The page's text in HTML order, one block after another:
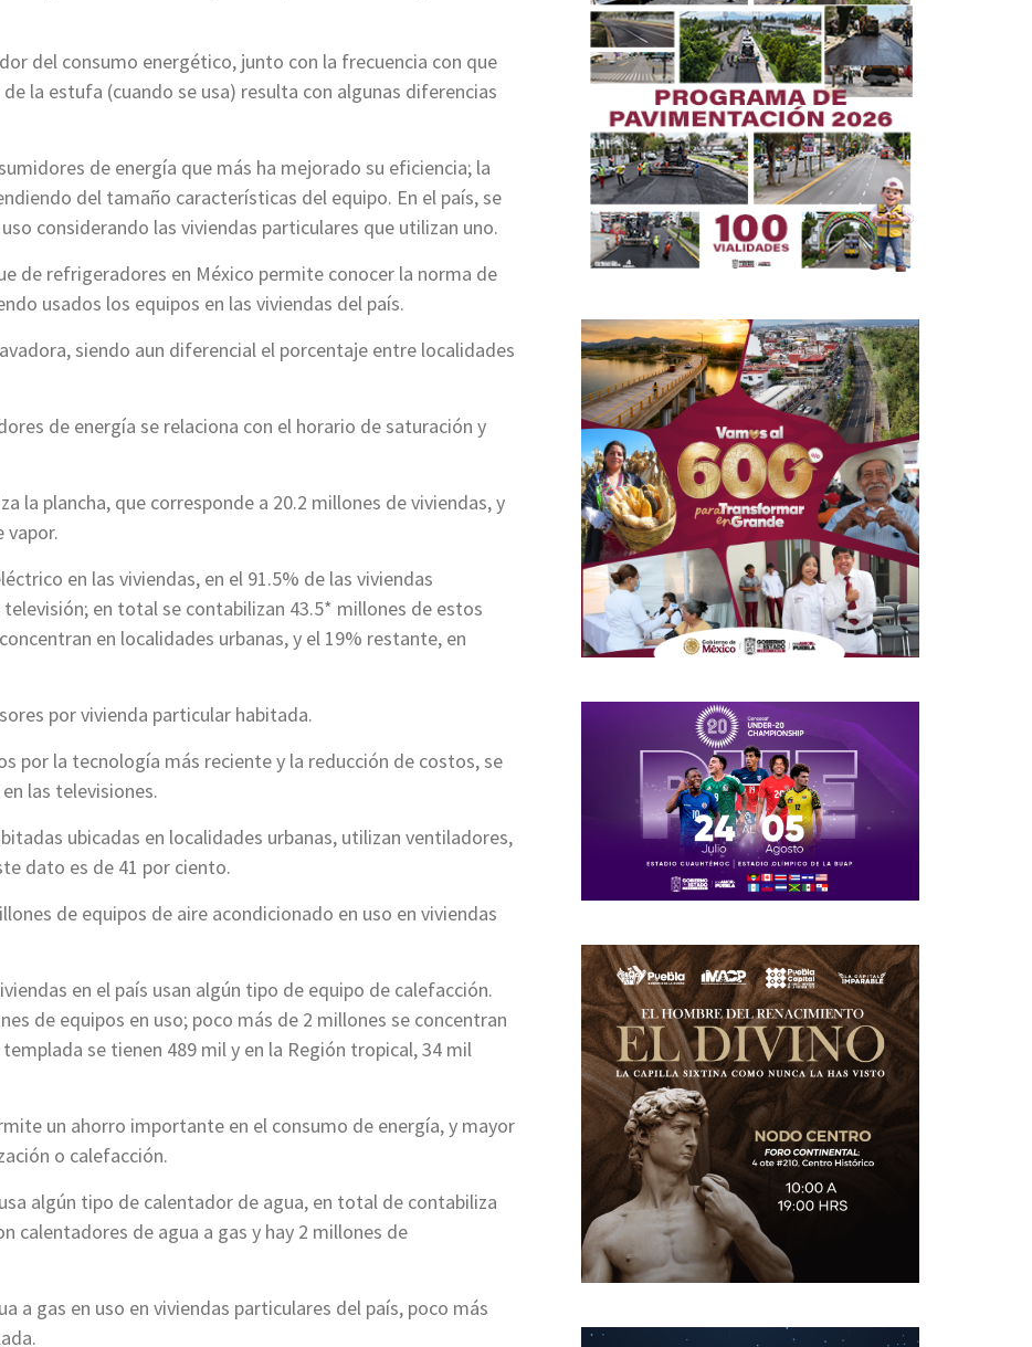
del consumo energético, junto con la frecuencia con que
la estufa (cuando se usa) resulta con algunas diferencias
de energía que más ha mejorado su eficiencia; la
del tamaño características del equipo. En el país, se
considerando las viviendas particulares que utilizan uno.
de refrigeradores en México permite conocer la norma de
usados los equipos en las viviendas del país.
siendo aun diferencial el porcentaje entre localidades
de energía se relaciona con el horario de saturación y
la plancha, que corresponde a 20.2 millones de viviendas, y
vapor.
en las viviendas, en el 91.5% de las viviendas
en total se contabilizan 43.5* millones de estos
en localidades urbanas, y el 19% restante, en
por vivienda particular habitada.
por la tecnología más reciente y la reducción de costos, se
las televisiones.
ubicadas en localidades urbanas, utilizan ventiladores,
dato es de 41 por ciento.
de equipos de aire acondicionado en uso en viviendas
en el país usan algún tipo de equipo de calefacción.
de equipos en uso; poco más de 2 millones se concentran
se tienen 489 mil y en la Región tropical, 34 mil
un ahorro importante en el consumo de energía, y mayor
o calefacción.
algún tipo de calentador de agua, en total de contabiliza
calentadores de agua a gas y hay 2 millones de
a gas en uso en viviendas particulares del país, poco más